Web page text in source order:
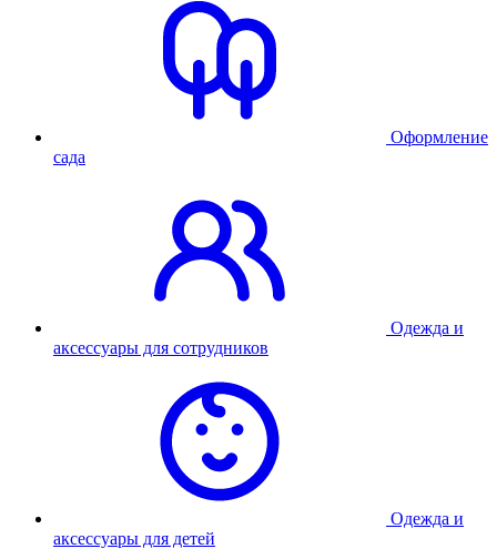
Оформление
сада
Одежда и
аксессуары для сотрудников
Одежда и
аксессуары для детей